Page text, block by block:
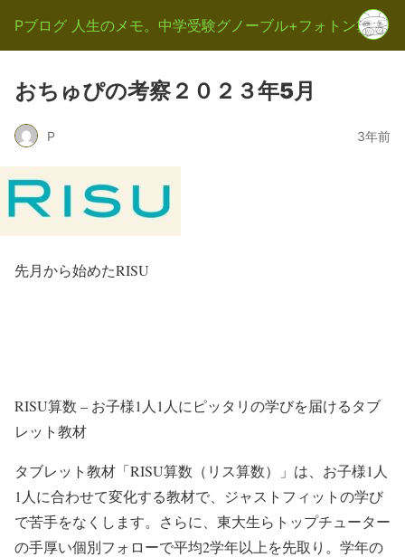
Pブログ 人生のメモ。中学受験グノーブル+フォトン算数
おちゅぴの考察２０２３年5月
P 3年前
先月から始めたRISU
RISU算数 – お子様1人1人にピッタリの学びを届けるタブ
レット教材
タブレット教材「RISU算数（リス算数）」は、お子様1人
1人に合わせて変化する教材で、ジャストフィットの学び
で苦手をなくします。さらに、東大生らトップチューター
の手厚い個別フォローで平均2学年以上を先取り。学年の